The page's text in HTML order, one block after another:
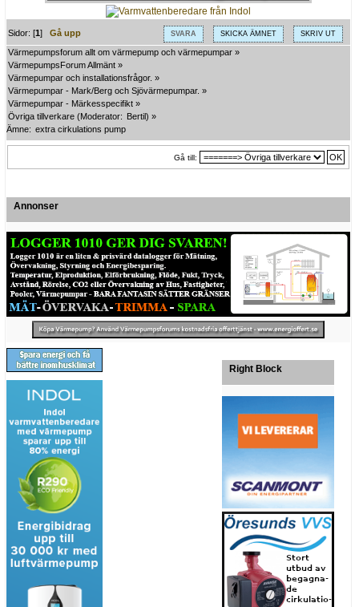
SVARA SKICKA ÄMNET SKRIV UT
Sidor: [1]Gå upp
Värmepumpsforum allt om värmepump och värmepumpar »
VärmepumpsForum Allmänt »
Värmepumpar och installationsfrågor. »
Värmepumpar - Mark/Berg och Sjövärmepumpar. »
Värmepumpar - Märkesspecifikt »
Övriga tillverkare (Moderator: Bertil) »
Ämne: extra cirkulations pump
Gå till:
Annonser
Right Block